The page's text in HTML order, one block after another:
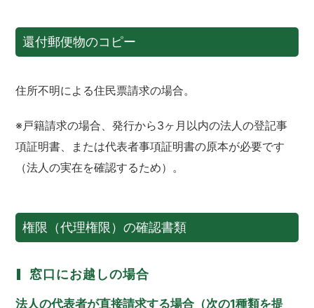
還付郵便物のコピー
住所不明による住民票請求の場合。
※戸籍請求の場合、発行から3ヶ月以内の法人の登記事
項証明書、または代表者事項証明書の原本が必要です
（法人の実在を確認するため）。
権限（代理権限）の確認書類
窓口にお越しの場合
法人の代表者が直接請求する場合（次の1種類を提